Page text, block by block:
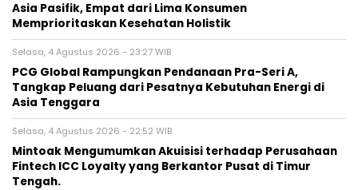
Asia Pasifik, Empat dari Lima Konsumen
Memprioritaskan Kesehatan Holistik
Selasa, 4 Agustus 2026 - 23:27 WIB
PCG Global Rampungkan Pendanaan Pra-Seri A,
Tangkap Peluang dari Pesatnya Kebutuhan Energi di
Asia Tenggara
Selasa, 4 Agustus 2026 - 22:52 WIB
Mintoak Mengumumkan Akuisisi terhadap Perusahaan
Fintech ICC Loyalty yang Berkantor Pusat di Timur
Tengah.